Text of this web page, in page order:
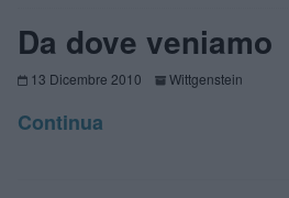
Da dove veniamo
13 Dicembre 2010 Wittgenstein
Continua